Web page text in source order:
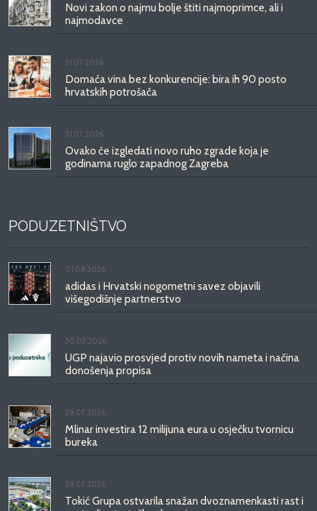
Novi zakon o najmu bolje štiti najmoprimce, ali i
najmodavce
31.07.2026.
Domaća vina bez konkurencije: bira ih 90 posto
hrvatskih potrošača
31.07.2026.
Ovako će izgledati novo ruho zgrade koja je
godinama ruglo zapadnog Zagreba
PODUZETNIŠTVO
01.08.2026.
adidas i Hrvatski nogometni savez objavili
višegodišnje partnerstvo
30.07.2026.
UGP najavio prosvjed protiv novih nameta i načina
donošenja propisa
29.07.2026.
Mlinar investira 12 milijuna eura u osječku tvornicu
bureka
29.07.2026.
Tokić Grupa ostvarila snažan dvoznamenkasti rast i